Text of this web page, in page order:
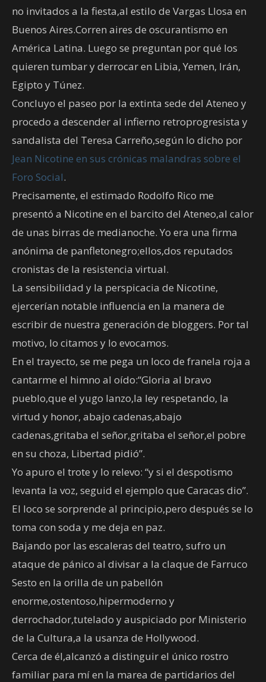
no invitados a la fiesta,al estilo de Vargas Llosa en
Buenos Aires.Corren aires de oscurantismo en
América Latina. Luego se preguntan por qué los
quieren tumbar y derrocar en Libia, Yemen, Irán,
Egipto y Túnez.
Concluyo el paseo por la extinta sede del Ateneo y
procedo a descender al infierno retroprogresista y
sandalista del Teresa Carreño,según lo dicho por
Jean Nicotine en sus crónicas malandras sobre el
Foro Social.
Precisamente, el estimado Rodolfo Rico me
presentó a Nicotine en el barcito del Ateneo,al calor
de unas birras de medianoche. Yo era una firma
anónima de panfletonegro;ellos,dos reputados
cronistas de la resistencia virtual.
La sensibilidad y la perspicacia de Nicotine,
ejercerían notable influencia en la manera de
escribir de nuestra generación de bloggers. Por tal
motivo, lo citamos y lo evocamos.
En el trayecto, se me pega un loco de franela roja a
cantarme el himno al oído:“Gloria al bravo
pueblo,que el yugo lanzo,la ley respetando, la
virtud y honor, abajo cadenas,abajo
cadenas,gritaba el señor,gritaba el señor,el pobre
en su choza, Libertad pidió”.
Yo apuro el trote y lo relevo: “y si el despotismo
levanta la voz, seguid el ejemplo que Caracas dio”.
El loco se sorprende al principio,pero después se lo
toma con soda y me deja en paz.
Bajando por las escaleras del teatro, sufro un
ataque de pánico al divisar a la claque de Farruco
Sesto en la orilla de un pabellón
enorme,ostentoso,hipermoderno y
derrochador,tutelado y auspiciado por Ministerio
de la Cultura,a la usanza de Hollywood.
Cerca de él,alcanzó a distinguir el único rostro
familiar para mí en la marea de partidarios del